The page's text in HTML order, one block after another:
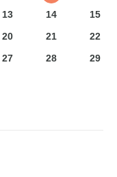
13 14
15
20 21
22
27 28
29